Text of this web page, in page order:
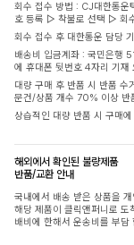
회수 접수 방법 : CJ대한통
호 등록 ▷ 착불로 선택 ▷ 회
회수 접수 후 대한통운 담당
배송비 입금계좌 : 국민은
에 휴대폰 뒷번호 4자리 기재
대량 구매 후 반품 시 반품
문건/상품 개수 70% 이상 반
상습적인 대량 반품 시 구매
해외에서 확인된 불량제품
반품/교환 안내
국내에서 배송 받은 상품을
해당 제품이 클릭앤퍼니로 도
배비에 한해서 운송비를 부담